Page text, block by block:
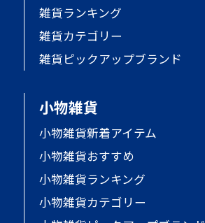
雑貨ランキング
雑貨カテゴリー
雑貨ピックアップブランド
小物雑貨
小物雑貨新着アイテム
小物雑貨おすすめ
小物雑貨ランキング
小物雑貨カテゴリー